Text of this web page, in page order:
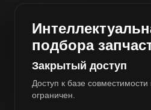
подбора
Закрытый доступ
Доступ к базе совместимости
ограничен.